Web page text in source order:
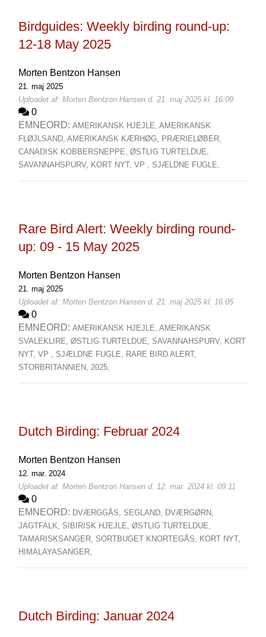
Birdguides: Weekly birding round-up:
12-18 May 2025
Morten Bentzon Hansen
21. maj 2025
Uploadet af: Morten Bentzon Hansen d. 21. maj 2025 kl. 16:09
0
EMNEORD: AMERIKANSK HJEJLE, AMERIKANSK
FLØJLSAND, AMERIKANSK KÆRHØG, PRÆRIELØBER,
CANADISK KOBBERSNEPPE, ØSTLIG TURTELDUE,
SAVANNAHSPURV, KORT NYT, VP , SJÆLDNE FUGLE,
Rare Bird Alert: Weekly birding round-
up: 09 - 15 May 2025
Morten Bentzon Hansen
21. maj 2025
Uploadet af: Morten Bentzon Hansen d. 21. maj 2025 kl. 16:05
0
EMNEORD: AMERIKANSK HJEJLE, AMERIKANSK
SVALEKLIRE, ØSTLIG TURTELDUE, SAVANNAHSPURV, KORT
NYT, VP , SJÆLDNE FUGLE, RARE BIRD ALERT,
STORBRITANNIEN, 2025,
Dutch Birding: Februar 2024
Morten Bentzon Hansen
12. mar. 2024
Uploadet af: Morten Bentzon Hansen d. 12. mar. 2024 kl. 09:11
0
EMNEORD: DVÆRGGÅS, SEGLAND, DVÆRGØRN,
JAGTFALK, SIBIRISK HJEJLE, ØSTLIG TURTELDUE,
TAMARISKSANGER, SORTBUGET KNORTEGÅS, KORT NYT,
HIMALAYASANGER,
Dutch Birding: Januar 2024